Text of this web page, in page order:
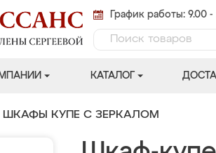
График работы: 9.00
КАТАЛОГ
ШКАФЫ КУПЕ С ЗЕРКАЛОМ